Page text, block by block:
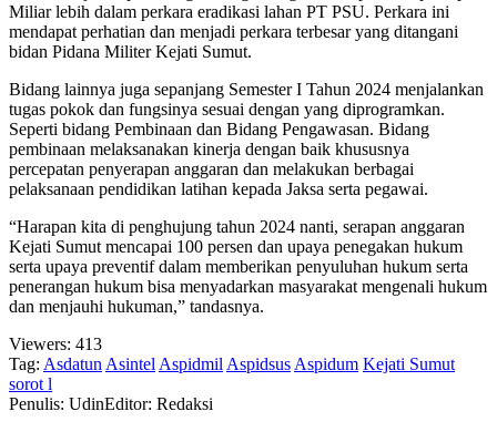
Miliar lebih dalam perkara eradikasi lahan PT PSU. Perkara ini
mendapat perhatian dan menjadi perkara terbesar yang ditangani
bidan Pidana Militer Kejati Sumut.
Bidang lainnya juga sepanjang Semester I Tahun 2024 menjalankan
tugas pokok dan fungsinya sesuai dengan yang diprogramkan.
Seperti bidang Pembinaan dan Bidang Pengawasan. Bidang
pembinaan melaksanakan kinerja dengan baik khususnya
percepatan penyerapan anggaran dan melakukan berbagai
pelaksanaan pendidikan latihan kepada Jaksa serta pegawai.
“Harapan kita di penghujung tahun 2024 nanti, serapan anggaran
Kejati Sumut mencapai 100 persen dan upaya penegakan hukum
serta upaya preventif dalam memberikan penyuluhan hukum serta
penerangan hukum bisa menyadarkan masyarakat mengenali hukum
dan menjauhi hukuman,” tandasnya.
Viewers: 413
Tag: Asdatun Asintel Aspidmil Aspidsus Aspidum Kejati Sumut
sorot l
Penulis: UdinEditor: Redaksi